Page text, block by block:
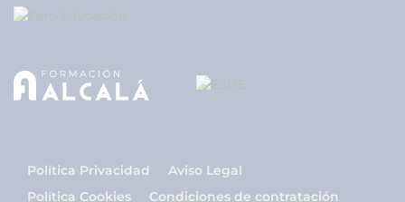
Política Privacidad
Aviso Legal
Política Cookies
Condiciones de contratación